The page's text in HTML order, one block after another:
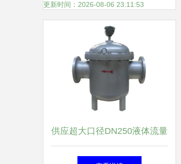
更新时间：2026-08-06 23:11:53
供应超大口径DN250液体流量
计与柴油流量计 详解产品、